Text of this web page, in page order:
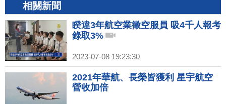
相關新聞
睽違3年航空業徵空服員 吸4千人報考
錄取3%
2023-07-08 19:23:30
2021年華航、長榮皆獲利 星宇航空
營收加倍